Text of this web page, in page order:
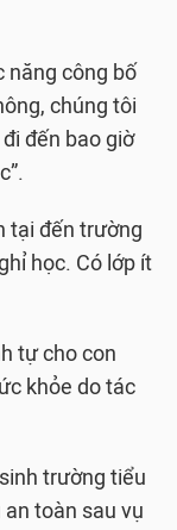
năng công bố
chúng tôi
đến bao giờ
tại đến trường
học. Có lớp ít
tự cho con
khỏe do tác
trường tiểu
toàn sau vụ